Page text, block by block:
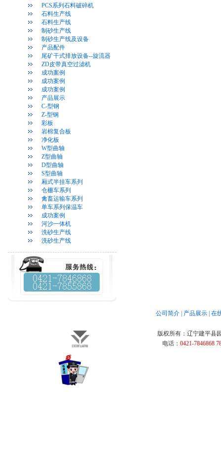
PCS系列石料破碎机
石料生产线
石料生产线
制砂生产线
制砂生产线及设备
产品配件
尾矿干式排放设备--旋流器
ZD皮带真空过滤机
成功案例
成功案例
成功案例
产品展示
C-型钢
Z-型钢
彩板
岩棉复合板
净化板
W型曲轴
Z型曲轴
D型曲轴
S型曲轴
厢式半挂车系列
仓栅车系列
禽畜运输车系列
单车系列保温车
成功案例
河沙一体机
洗砂生产线
洗砂生产线
公司简介| 产品展示| 在
版权所有： 辽宁建平县
电话： 0421-7846868